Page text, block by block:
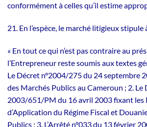
conformément à celles qu’il estime
21. En l’espèce, le marché litigieux stipule
« En tout ce qui n’est pas contraire au
l’Entrepreneur reste soumis aux textes
Le Décret n°2004/275 du 24 septembre
des Marchés Publics au Cameroun ; 2. Le
2003/651/PM du 16 avril 2003 fixant les
d’Application du Régime Fiscal et
Publics ; 3. L’Arrêté n°033 du 13 février